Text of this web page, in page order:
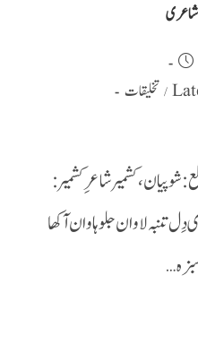
شاعری
/ تخلیقات
شوپیان ، کشمیر شاعرِکشمیر :
تنبہ لاوان جلوہاوان آکھا